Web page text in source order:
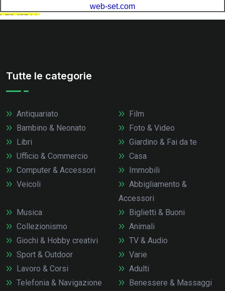
Tutte le categorie
Antiquariato
Bambino & Neonato
Libri
Ufficio & Commercio
Computer & Accessori
Veicoli
Film
Foto & Video
Giardino & Fai da te
Casa
Immobili
Abbigliamento &
Accessori
Musica
Collezionismo
Giochi & Hobby creativi
Sport & Outdoor
Lavoro & Corsi
Telefonia & Navigazione
Biglietti & Buoni
Animali
TV & Audio
Varie
Adulti
Benessere & Massaggi